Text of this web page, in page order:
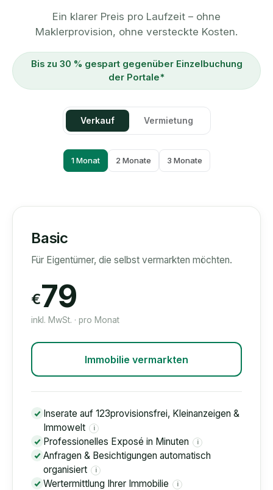
Ein klarer Preis pro Laufzeit – ohne
Maklerprovision, ohne versteckte Kosten.
Bis zu 30 % gespart gegenüber Einzelbuchung
der Portale*
Verkauf Vermietung
1 Monat 2 Monate 3 Monate
Basic
Für Eigentümer, die selbst vermarkten möchten.
€79
inkl. MwSt. · pro Monat
Immobilie vermarkten
Inserate auf 123provisionsfrei, Kleinanzeigen &
Immowelt
i
Professionelles Exposé in Minuten i
Anfragen & Besichtigungen automatisch
organisiert
i
Wertermittlung Ihrer Immobilie i